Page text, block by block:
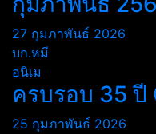
27 กุมภาพันธ์ 2026
บก.หมี
อนิเม
ครบรอบ 35 ปี
25 กุมภาพันธ์ 2026